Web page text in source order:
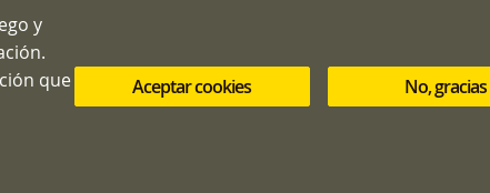
y
que
Aceptar cookies No, gracias